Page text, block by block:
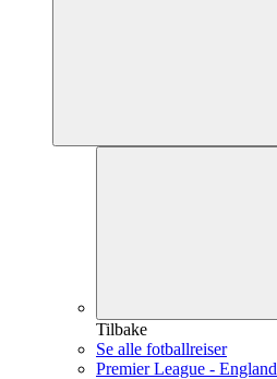
Tilbake
Se alle fotballreiser
Premier League - England